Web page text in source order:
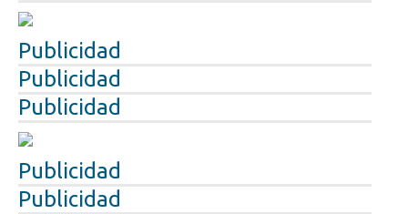
Publicidad
Publicidad
Publicidad
Publicidad
Publicidad